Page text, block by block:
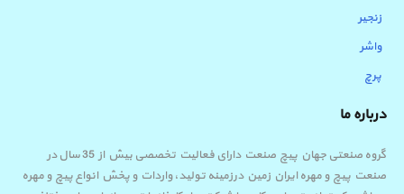
زنجیر
واشر
پرچ
درباره ما
گروه صنعتی جهان پیچ صنعت دارای فعالیت تخصصی بیش از 35 سال در
صنعت پیچ و مهره ایران زمین درزمینه تولید، واردات و پخش انواع پیچ و مهره